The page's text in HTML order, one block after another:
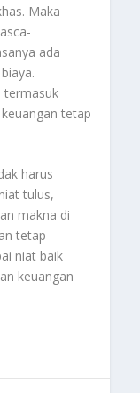
Maka
ada
termasuk
tetap
harus
tulus,
makna di
tetap
niat baik
keuangan